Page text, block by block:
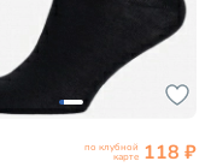
по клубной
карте 118 ₽